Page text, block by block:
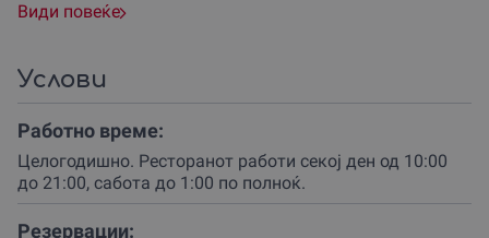
сопствено купатило, ТВ и Wi-Fi.
и четирикреветни соби.
Совршено за романтично бегство, семејно патување
или тимбилдинг настан.
Види повеќе
Услови
Работно време:
Целогодишно. Ресторанот работи секој ден од 10:00
до 21:00, сабота до 1:00 по полноќ.
Резервации: